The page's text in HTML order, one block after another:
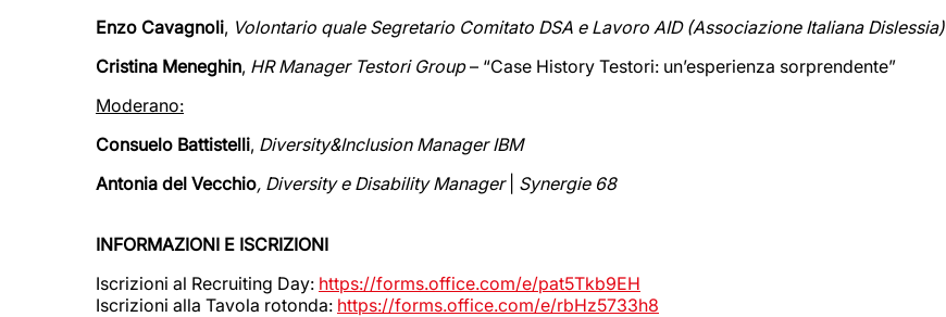
Enzo Cavagnoli, Volontario quale Segretario Comitato DSA e Lavoro AID (Associazione Italiana Dislessia)
Cristina Meneghin, HR Manager Testori Group– “Case History Testori: un’esperienza sorprendente”
Moderano:
Consuelo Battistelli, Diversity&Inclusion Manager IBM
Antonia del Vecchio, Diversity e Disability Manager Synergie 68
INFORMAZIONI E ISCRIZIONI
Iscrizioni al Recruiting Day: https://forms.office.com/e/pat5Tkb9EH
Iscrizioni alla Tavola rotonda: https://forms.office.com/e/rbHz5733h8